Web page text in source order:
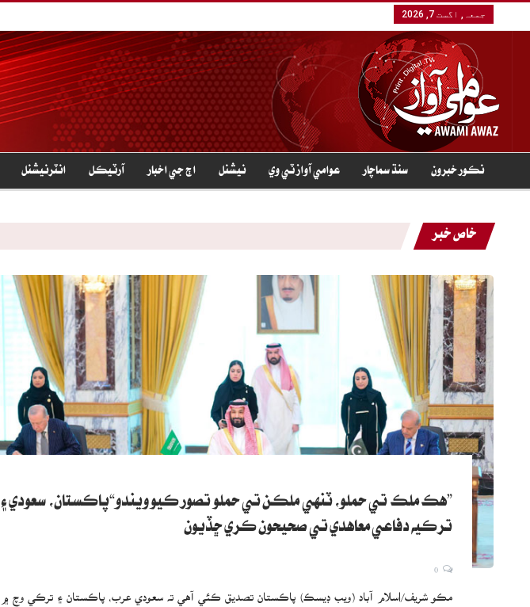
جمعہ, اگست 7, 2026
نڪور خبرون سنڌ سماچار عوامي آواز ٽي وي نيشنل اڄ جي اخبار آرٽيڪل انٽرنيشنل
خاص خبر
”هڪ ملڪ تي حملو، ٽنهي ملڪن تي حملو تصور ڪيو ويندو“پاڪستان، سعودي ۽
ترڪيه دفاعي معاهدي تي صحيحون ڪري ڇڏيون
مڪو شريف/اسلام آباد (ويب ڊيسڪ) پاڪستان تصديق ڪئي آهي ته سعودي عرب، پاڪستان ۽ ترڪي وچ ۾